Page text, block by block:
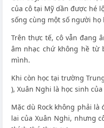
của cô tại Mỹ dần được hé
sống cùng một số người
Trên thực tế, cô vẫn đang
âm nhạc chứ không hề từ
mình.
Khi còn học tại trường
), Xuân Nghi là học sinh
Mặc dù Rock không phải
lai của Xuân Nghi, nhưng